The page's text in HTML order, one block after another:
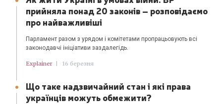
прийняла понад 20 законів – розповідаємо
про найважливіші
Парламент разом з урядом і комітетами пропрацьовують всі
законодавчі ініціативи заздалегідь.
Explainer 16 березня
Що таке надзвичайний стан і які права
українців можуть обмежити?